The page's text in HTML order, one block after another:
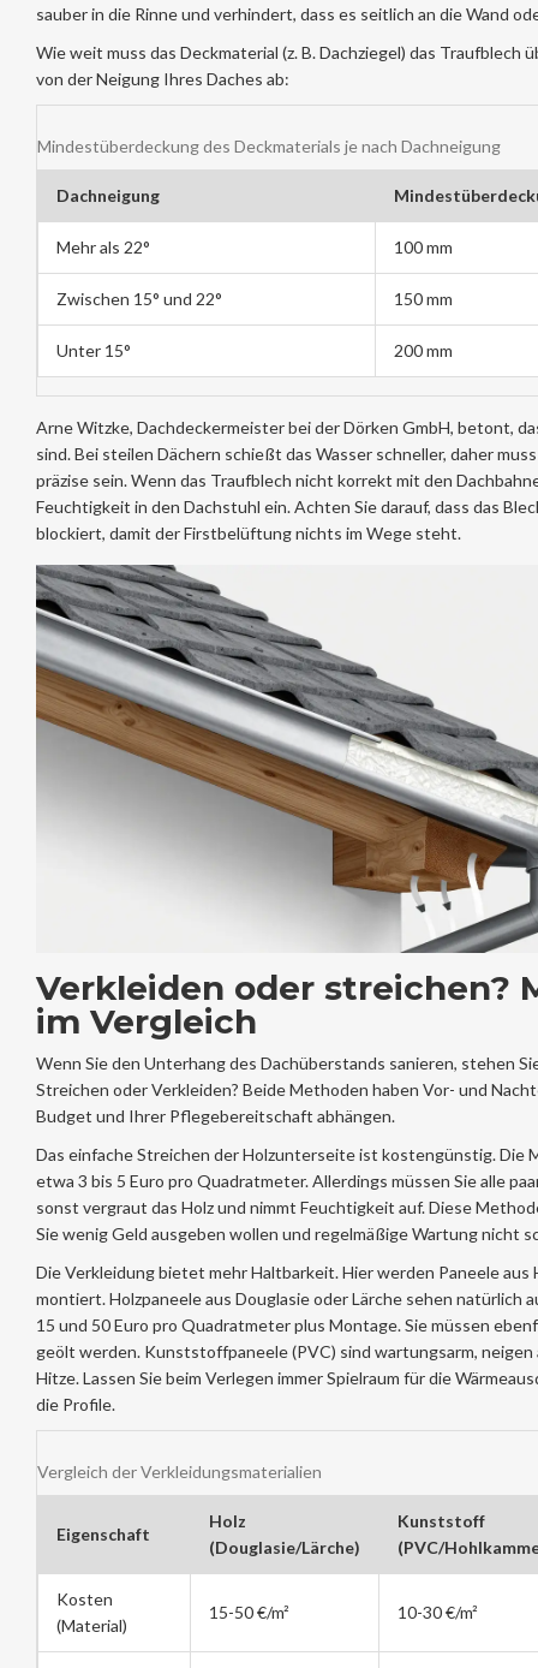
sauber in die Rinne und verhindert, dass es seitlich an die Wand
Wie weit muss das Deckmaterial (z. B. Dachziegel) das Traufblech
von der Neigung Ihres Daches ab:
Mindestüberdeckung des Deckmaterials je nach Dachneigung
Dachneigung
Mehr als 22° 100 mm
Zwischen 15° und 22° 150 mm
Unter 15° 200 mm
Arne Witzke, Dachdeckermeister bei der Dörken GmbH, betont,
sind. Bei steilen Dächern schießt das Wasser schneller, daher
präzise sein. Wenn das Traufblech nicht korrekt mit den
Feuchtigkeit in den Dachstuhl ein. Achten Sie darauf, dass das
blockiert, damit der Firstbelüftung nichts im Wege steht.
Verkleiden oder streichen?
im Vergleich
Wenn Sie den Unterhang des Dachüberstands sanieren, stehen
Streichen oder Verkleiden? Beide Methoden haben Vor- und
Budget und Ihrer Pflegebereitschaft abhängen.
Das einfacheStreichen der Holzunterseite ist kostengünstig. Die
etwa 3 bis 5 Euro pro Quadratmeter. Allerdings müssen Sie alle
sonst vergraut das Holz und nimmt Feuchtigkeit auf. Diese
Sie wenig Geld ausgeben wollen und regelmäßige Wartung nicht
DieVerkleidungbietet mehr Haltbarkeit. Hier werden Paneele
montiert. Holzpaneele aus Douglasie oder Lärche sehen natürlich
15 und 50 Euro pro Quadratmeter plus Montage. Sie müssen
geölt werden. Kunststoffpaneele (PVC) sind wartungsarm, neigen
Hitze. Lassen Sie beim Verlegen immer Spielraum für die
die Profile.
Vergleich der Verkleidungsmaterialien
Eigenschaft
Holz
(Douglasie/Lärche)
Kunststoff
(PVC/
Kosten
(Material)
15-50 €/m² 10-30 €/m²